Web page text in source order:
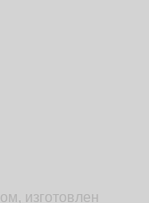
изготовлен